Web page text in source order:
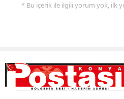
* Bu içerik ile ilgili yorum yok, ilk